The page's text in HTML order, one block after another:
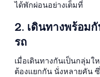
ได้พักผ่อนอย่างเต็มที่
2. เดินทางพร้อม
รถ
เมื่อเดินทางกันเป็นกลุ่ม
ต้องแยกกัน นั่งหลายคัน